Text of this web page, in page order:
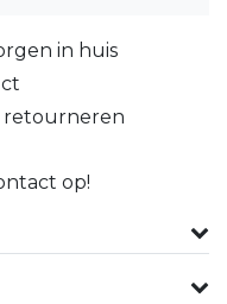
in huis
retourneren
op!